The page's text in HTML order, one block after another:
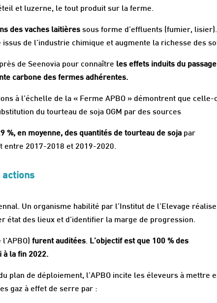
et luzerne, le tout produit sur la ferme.
des vaches laitièressous forme d’effluents (fumier, lisier).
issus de l’industrie chimique et augmente la richesse des
de Seenovia pour connaître les effets induits du passage
carbone des fermes adhérentes.
à l’échelle de la « Ferme APBO » démontrent que celle-
du tourteau de soja OGM par des sources
%, en moyenne, des quantités de tourteau de soja par
entre 2017-2018 et 2019-2020.
actions
Un organisme habilité par l’Institut de l’Elevage
état des lieux et d’identifier la marge de progression.
l’APBO)furent auditées. L’objectif est que 100 % des
à la fin 2022.
plan de déploiement, l’APBO incite les éleveurs à mettre
gaz à effet de serre par :